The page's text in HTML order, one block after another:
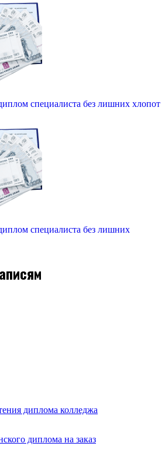
специалиста без лишних хлопот
специалиста без лишних
диплома колледжа
диплома на заказ